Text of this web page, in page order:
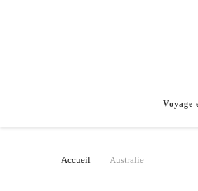
Voyage
Accueil Australie